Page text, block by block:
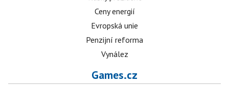
Ceny energií
Evropská unie
Penzijní reforma
Vynález
Games.cz